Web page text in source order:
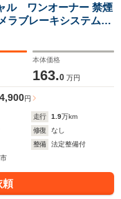
ル ワンオーナー 禁煙
ラブレーキシステム
アップルカープレ
ラ 左オートステップ
本体価格
163.0 万円
円
走行 1.9万km
修復
なし
整備
法定整備付
頼